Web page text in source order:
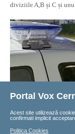
Portal Vox
Acest site utilizează
confirmati implicit
Politica Cookies
diviziile A,B și C și